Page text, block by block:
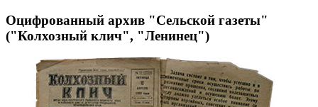
Оцифрованный архив "Сельской газеты"
("Колхозный клич", "Ленинец")